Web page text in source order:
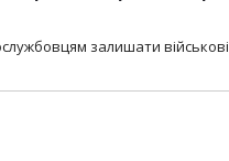
залишати військові